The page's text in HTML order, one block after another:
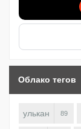
Облако тегов
улькан 89